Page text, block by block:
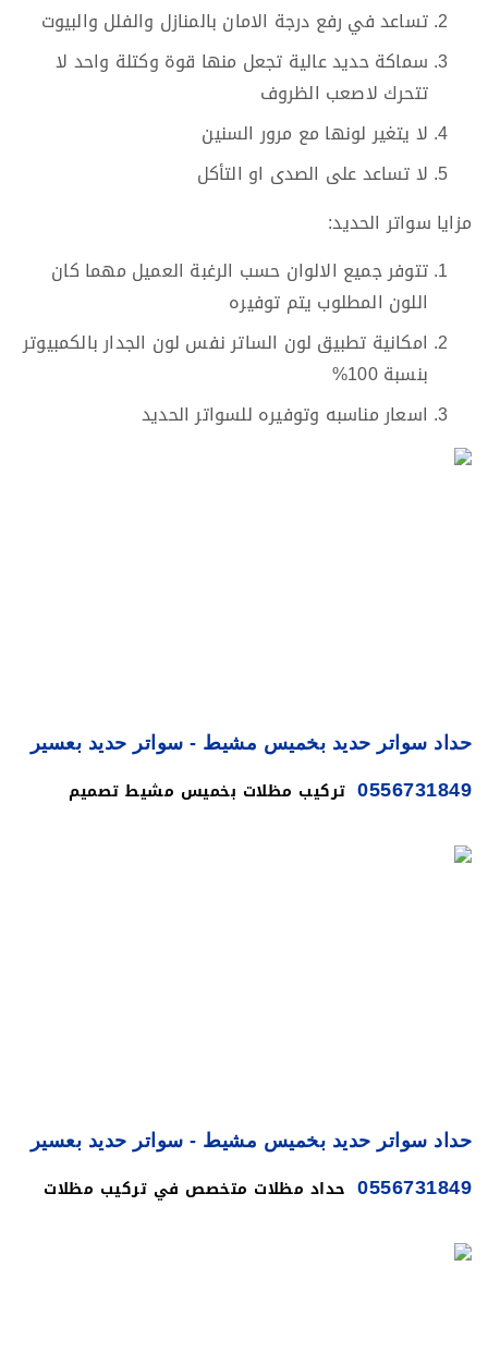
تساعد في رفع درجة الامان بالمنازل والفلل والبيوت
سماكة حديد عالية تجعل منها قوة وكتلة واحد لا
تتحرك لاصعب الظروف
لا يتغير لونها مع مرور السنين
لا تساعد على الصدى او التأكل
مزايا سواتر الحديد:
تتوفر جميع الالوان حسب الرغبة العميل مهما كان
اللون المطلوب يتم توفيره
امكانية تطبيق لون الساتر نفس لون الجدار بالكمبيوتر
بنسبة 100%
اسعار مناسبه وتوفيره للسواتر الحديد
حداد سواتر حديد بخميس مشيط - سواتر حديد بعسير
0556731849 تركيب مظلات بخميس مشيط تصميم
مظلات سيارات تصميم مظلات سيارات ومواقف ومداخل
حداد سواتر حديد بخميس مشيط - سواتر حديد بعسير
0556731849 حداد مظلات متخصص في تركيب مظلات
للسيارات والحدائق والمسابح والساحات وكافة البنايات